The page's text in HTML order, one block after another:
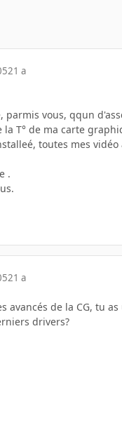
21 a
parmis vous, qqun
T° de ma carte
toutes mes
.
21 a
avancés de la CG, tu
drivers?